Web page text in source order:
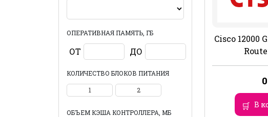
ОПЕРАТИВНАЯ ПАМЯТЬ, ГБ
ОТ ДО
КОЛИЧЕСТВО БЛОКОВ ПИТАНИЯ
1 2
ОБЪЕМ КЭША КОНТРОЛЛЕРА, МБ
Cisco 12000
0
В